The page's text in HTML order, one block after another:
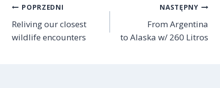
NAWIGACJA
WPISU
POPRZEDNI
Reliving our closest
wildlife encounters
NASTĘPNY
From Argentina
to Alaska w/ 260 Litros